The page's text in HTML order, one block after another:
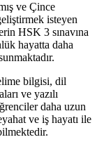
ve Çince
isteyen
HSK 3 sınavına
hayatta daha
bilgisi, dil
ve yazılı
daha uzun
ve iş hayatı ile